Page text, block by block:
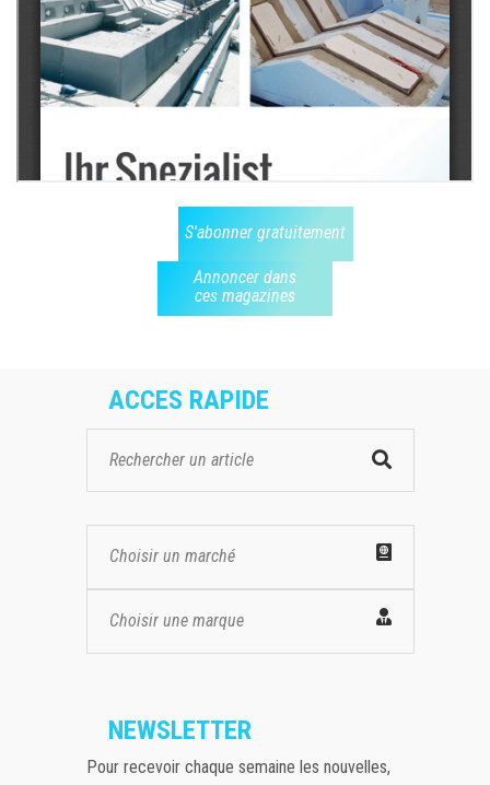
S'abonner gratuitement
Annoncer dans
ces magazines
ACCES RAPIDE
Choisir un marché
Choisir une marque
NEWSLETTER
Pour recevoir chaque semaine les nouvelles,